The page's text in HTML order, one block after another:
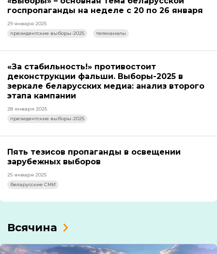
госпропаганды на неделе с 20 по 26 января
29 января 2025
президентские выборы-2025
телеканалы
«За стабильность!» противостоит
деконструкции фальши. Выборы-2025 в
зеркале беларусских медиа: анализ второго
этапа кампании
28 января 2025
президентские выборы-2025
Пять тезисов пропаганды в освещении
зарубежных выборов
25 января 2025
беларусские СМИ
Всячина